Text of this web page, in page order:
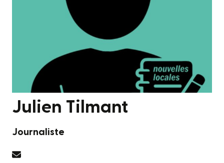
Julien Tilmant
Journaliste